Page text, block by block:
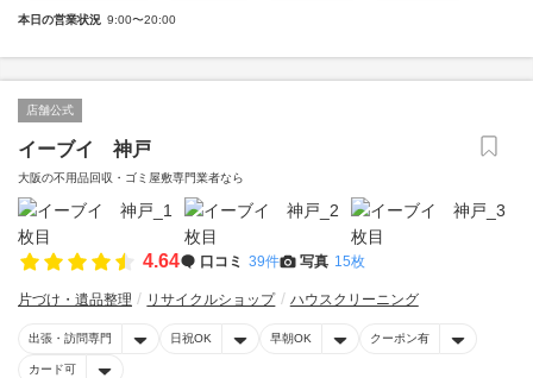
本日の営業状況 9:00〜20:00
店舗公式
イーブイ 神戸
大阪の不用品回収・ゴミ屋敷専門業者なら
4.64 口コミ 39件 写真 15枚
片づけ・遺品整理 リサイクルショップ ハウスクリーニング
出張・訪問専門 日祝OK 早朝OK クーポン有
カード可